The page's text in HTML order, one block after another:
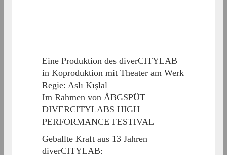
Eine Produktion des diverCITYLAB
in Koproduktion mit Theater am Werk
Regie: Aslı Kışlal
Im Rahmen von ÅBGSPÜT –
DIVERCITYLABS HIGH
PERFORMANCE FESTIVAL
Geballte Kraft aus 13 Jahren
diverCITYLAB: